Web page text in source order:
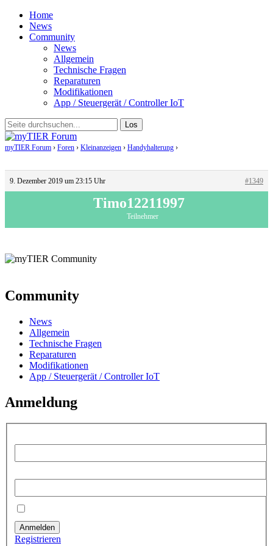
Home
News
Community
News
Allgemein
Technische Fragen
Reparaturen
Modifikationen
App / Steuergerät / Controller IoT
myTIER Forum › Foren › Kleinanzeigen › Handyhalterung ›
9. Dezember 2019 um 23:15 Uhr #1349
Timo12211997
Teilnehmer
Community
News
Allgemein
Technische Fragen
Reparaturen
Modifikationen
App / Steuergerät / Controller IoT
Anmeldung
Anmelden
Registrieren